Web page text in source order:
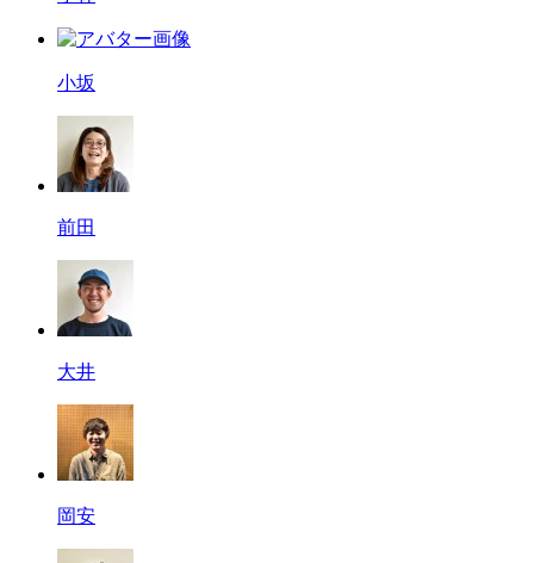
小坂
前田
大井
岡安